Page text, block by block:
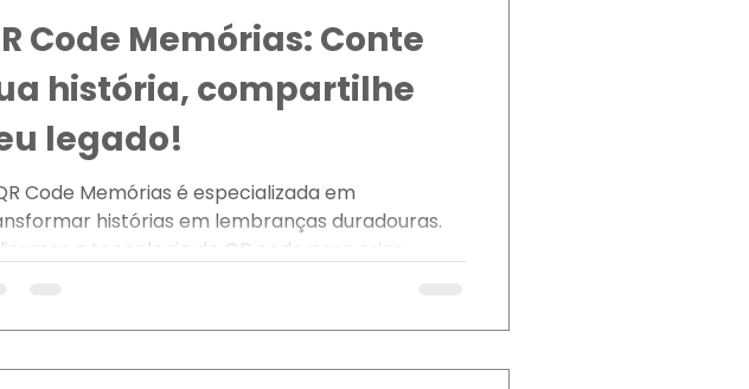
Code Memórias: Conte
história, compartilhe
legado!
Code Memórias é especializada em
histórias em lembranças duradouras.
a tecnologia do QR code para criar...